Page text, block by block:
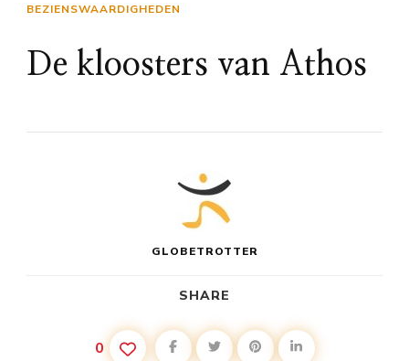
BEZIENSWAARDIGHEDEN
De kloosters van Athos
GLOBETROTTER
SHARE
0